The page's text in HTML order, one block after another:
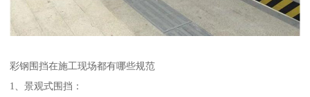
彩钢围挡在施工现场都有哪些规范
1、景观式围挡：